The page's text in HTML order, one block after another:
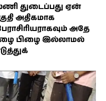
துடைப்பது ஏன்
அதிகமாக
அதே
பிழை இல்லாமல்